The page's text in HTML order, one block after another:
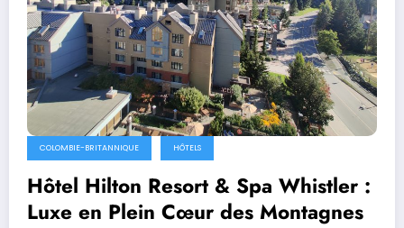
COLOMBIE-BRITANNIQUE HÔTELS
Hôtel Hilton Resort & Spa Whistler :
Luxe en Plein Cœur des Montagnes